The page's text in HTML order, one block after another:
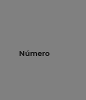
Número